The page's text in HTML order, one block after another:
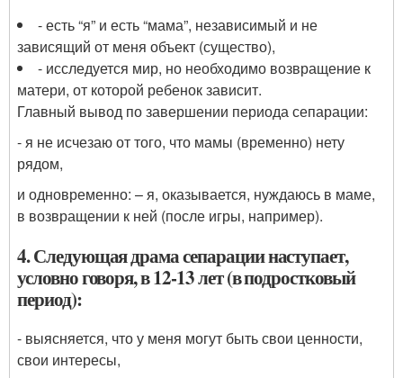
- есть “я” и есть “мама”, независимый и не
зависящий от меня объект (существо),
- исследуется мир, но необходимо возвращение к
матери, от которой ребенок зависит.
Главный вывод по завершении периода сепарации:
- я не исчезаю от того, что мамы (временно) нету
рядом,
и одновременно: – я, оказывается, нуждаюсь в маме,
в возвращении к ней (после игры, например).
4. Следующая драма сепарации наступает,
условно говоря, в 12-13 лет (в подростковый
период):
- выясняется, что у меня могут быть свои ценности,
свои интересы,